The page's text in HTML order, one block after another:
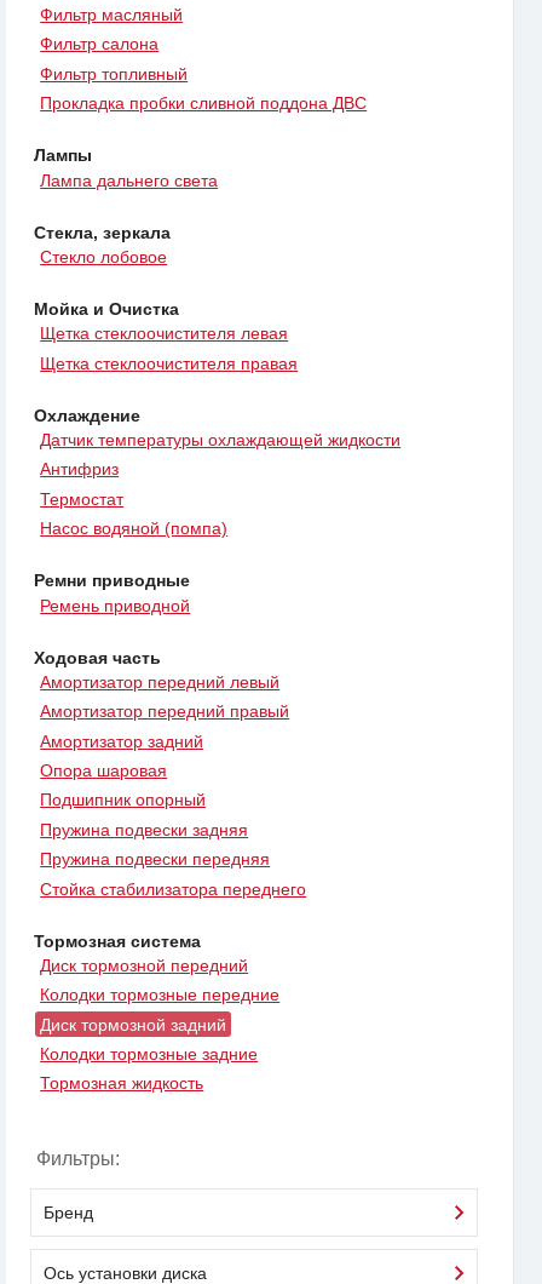
Фильтр масляный
Фильтр салона
Фильтр топливный
Прокладка пробки сливной поддона ДВС
Лампы
Лампа дальнего света
Стекла, зеркала
Стекло лобовое
Мойка и Очистка
Щетка стеклоочистителя левая
Щетка стеклоочистителя правая
Охлаждение
Датчик температуры охлаждающей жидкости
Антифриз
Термостат
Насос водяной (помпа)
Ремни приводные
Ремень приводной
Ходовая часть
Амортизатор передний левый
Амортизатор передний правый
Амортизатор задний
Опора шаровая
Подшипник опорный
Пружина подвески задняя
Пружина подвески передняя
Стойка стабилизатора переднего
Тормозная система
Диск тормозной передний
Колодки тормозные передние
Диск тормозной задний
Колодки тормозные задние
Тормозная жидкость
Фильтры:
Бренд
Ось установки диска